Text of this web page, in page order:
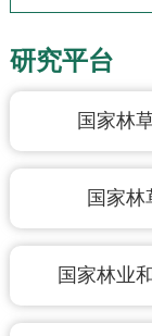
研究平台
国家林
国家林
国家林业